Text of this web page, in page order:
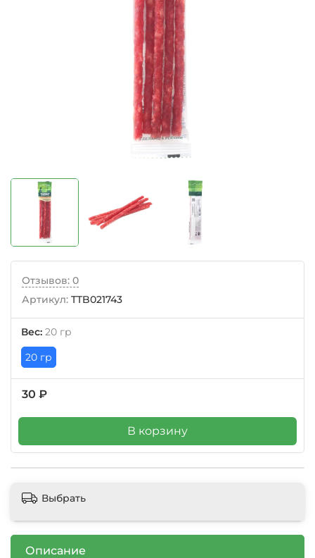
Отзывов: 0
Артикул: TTB021743
Вес: 20 гр
20 гр
30 ₽
В корзину
Выбрать
Описание